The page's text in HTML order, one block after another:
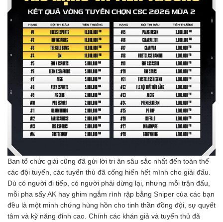
Ban tổ chức giải cũng đã gửi lời tri ân sâu sắc nhất đến toàn thể
các đội tuyển, các tuyển thủ đã cống hiến hết mình cho giải đấu.
Dù có người đi tiếp, có người phải dừng lại, nhưng mỗi trận đấu,
mỗi pha sấy AK hay ghim ngắm rình rập bằng Sniper của các bạn
đều là một minh chứng hùng hồn cho tinh thần đồng đội, sự quyết
tâm và kỹ năng đỉnh cao. Chính các khán giả và tuyển thủ đã